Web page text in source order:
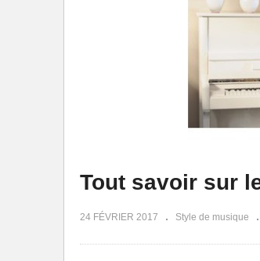
Tout savoir sur
24 FÉVRIER 2017 Style de musique